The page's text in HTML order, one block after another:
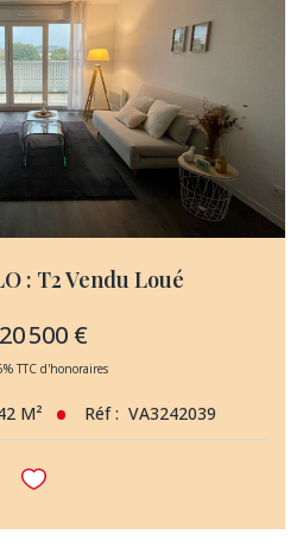
: T2 Vendu Loué
500 €
TTC d'honoraires
M² Réf : VA3242039